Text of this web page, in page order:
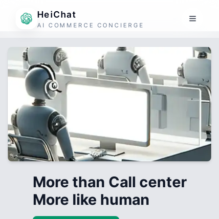
HeiChat
AI COMMERCE CONCIERGE
More than Call center
More like human